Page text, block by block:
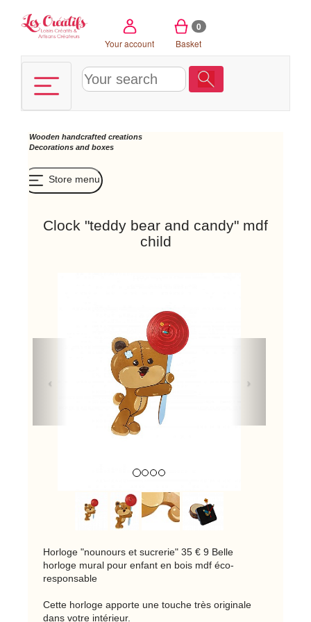
Your account
0
Basket
Wooden handcrafted creations
Decorations and boxes
Store menu
Clock "teddy bear and candy" mdf
child
Horloge "nounours et sucrerie" 35 € 9 Belle
horloge mural pour enfant en bois mdf éco-
responsable
Cette horloge apporte une touche très originale
dans votre intérieur.